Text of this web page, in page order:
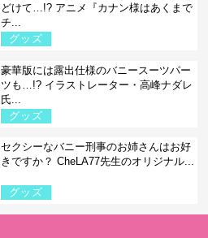
どけて…!? アニメ『カナン様はあくまで
チ...
グッズ
豪華版には露出仕様のバニースーツパー
ツも…!? イラストレーター・高峰ナダレ
氏...
グッズ
セクシーなバニー刑事のお姉さんはお好
きですか？ CheLA77先生のオリジナル...
グッズ